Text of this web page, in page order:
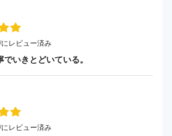
レビュー済み
いきとどいている。
レビュー済み